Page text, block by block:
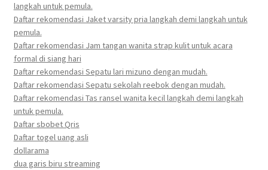
langkah untuk pemula.
Daftar rekomendasi Jaket varsity pria langkah demi langkah untuk
pemula.
Daftar rekomendasi Jam tangan wanita strap kulit untuk acara
formal di siang hari
Daftar rekomendasi Sepatu lari mizuno dengan mudah.
Daftar rekomendasi Sepatu sekolah reebok dengan mudah.
Daftar rekomendasi Tas ransel wanita kecil langkah demi langkah
untuk pemula.
Daftar sbobet Qris
Daftar togel uang asli
dollarama
dua garis biru streaming